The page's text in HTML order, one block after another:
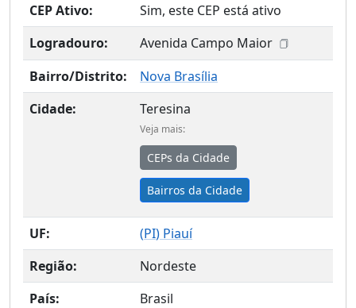
CEP Ativo:
Sim, este CEP está ativo
Logradouro:
Avenida Campo Maior
Bairro/Distrito:
Nova Brasília
Cidade:
Teresina
Veja mais:
CEPs da Cidade
Bairros da Cidade
UF: (PI) Piauí
Região:
Nordeste
País:
Brasil